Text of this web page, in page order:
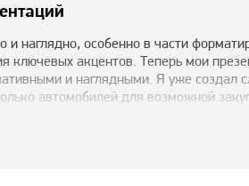
и наглядно, особенно в части
ключевых акцентов. Теперь мои
и наглядными. Я уже создал
автомобилей для возможной